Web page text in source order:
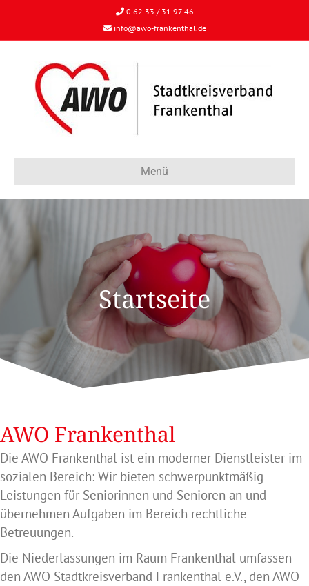
0 62 33 / 31 97 46
info@awo-frankenthal.de
Menü
Startseite
AWO Frankenthal
Die AWO Frankenthal ist ein moderner Dienstleister im
sozialen Bereich: Wir bieten schwerpunktmäßig
Leistungen für Seniorinnen und Senioren an und
übernehmen Aufgaben im Bereich rechtliche
Betreuungen.
Die Niederlassungen im Raum Frankenthal umfassen
den AWO Stadtkreisverband Frankenthal e.V., den AWO